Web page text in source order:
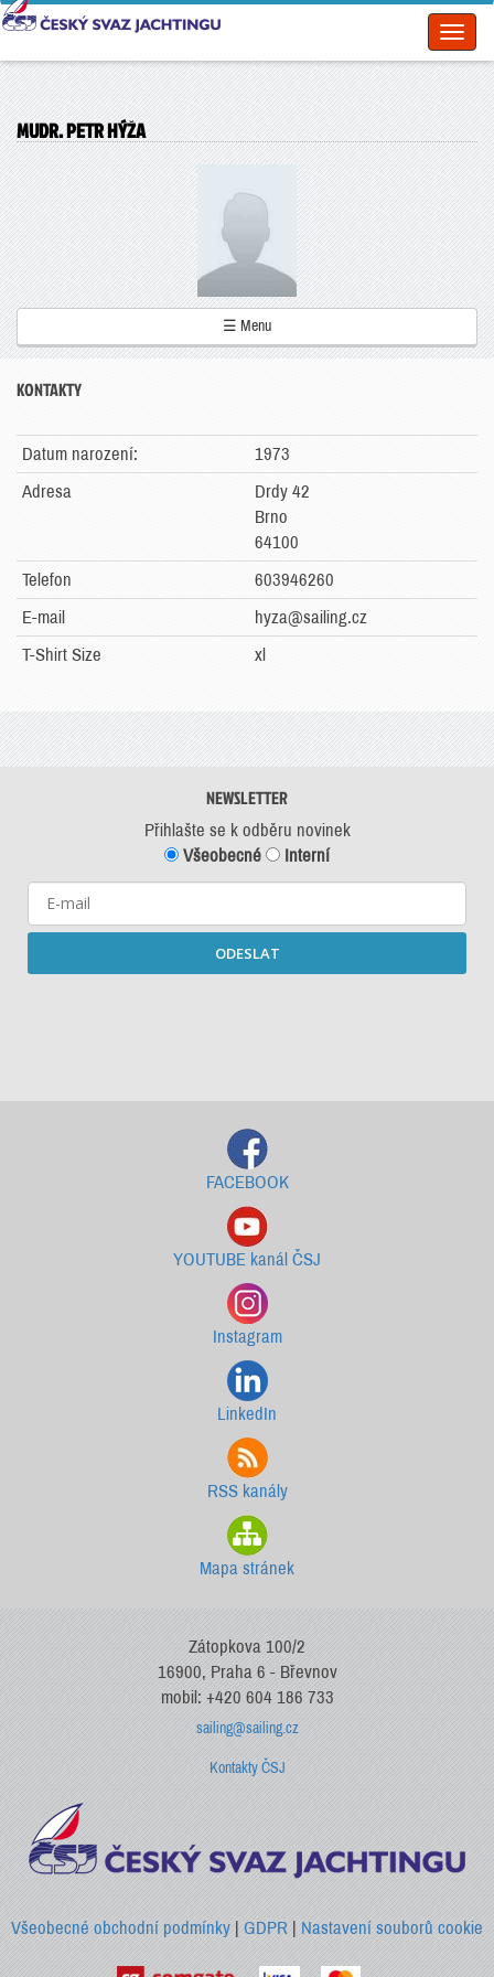
MUDR. PETR HÝŽA
☰ Menu
KONTAKTY
Datum narození:
1973
Adresa
Drdy 42
Brno
64100
Telefon
603946260
E-mail
hyza@sailing.cz
T-Shirt Size
xl
NEWSLETTER
Přihlašte se k odběru novinek
Všeobecné
Interní
ODESLAT
FACEBOOK
YOUTUBE kanál ČSJ
Instagram
LinkedIn
RSS kanály
Mapa stránek
Zátopkova 100/2
16900, Praha 6 - Břevnov
mobil: +420 604 186 733
sailing@sailing.cz
Kontakty ČSJ
Všeobecné obchodní podmínky |GDPR|Nastavení souborů cookie